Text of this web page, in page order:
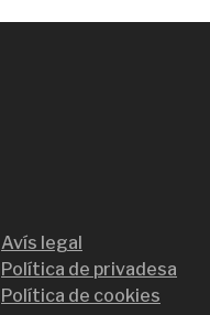
Avís legal
Política de privadesa
Política de cookies